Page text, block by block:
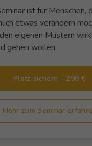
ist für Menschen,
etwas verändern
eigenen Mustern
gehen wollen.
Platz sichern – 290 €
Mehr zum Seminar